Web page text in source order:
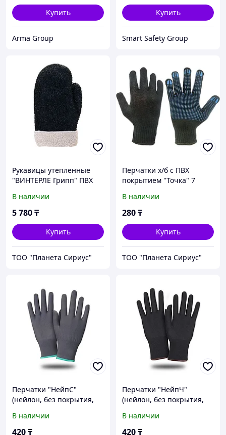
Купить
Arma Group
Купить
Smart Safety Group
Рукавицы утепленные
"ВИНТЕРЛЕ Грипп" ПВХ
вкладыш акрил. мех,
уп.60п
В наличии
5 780₸
Купить
ТОО "Планета Сириус"
Перчатки х/б с ПВХ
покрытием "Точка" 7
В наличии
280₸
Купить
ТОО "Планета Сириус"
Перчатки "НейпС"
(нейлон, без покрытия,
В наличии
420₸
Перчатки "НейпЧ"
(нейлон, без покрытия,
р.7,8,9,10,кратно 12 пар
(х12х300)
В наличии
420₸